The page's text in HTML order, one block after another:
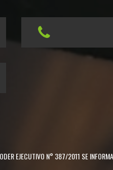
EJECUTIVO N° 387/2011 SE